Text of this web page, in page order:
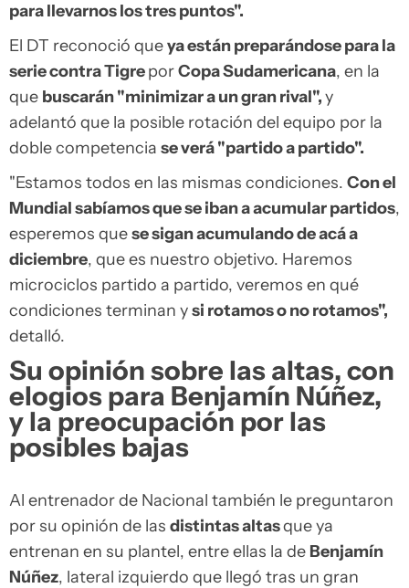
para llevarnos los tres puntos".
El DT reconoció queya están preparándose para la
serie contra TigreporCopa Sudamericana, en la
que buscarán "minimizar a un gran rival",y
adelantó que la posible rotación del equipo por la
doble competencia se verá "partido a partido".
"Estamos todos en las mismas condiciones. Con el
Mundial sabíamos que se iban a acumular partidos,
esperemos quese sigan acumulando de acá a
diciembre, que es nuestro objetivo. Haremos
microciclos partido a partido, veremos en qué
condiciones terminan ysi rotamos o no rotamos",
detalló.
Su opinión sobre las altas, con
elogios para Benjamín Núñez,
y la preocupación por las
posibles bajas
Al entrenador de Nacional también le preguntaron
por su opinión de las distintas altasque ya
entrenan en su plantel, entre ellas la de Benjamín
Núñez, lateral izquierdo que llegó tras un gran